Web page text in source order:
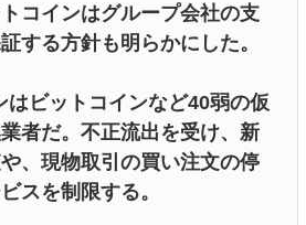
コインはグループ会社の支
する方針も明らかにした。
はビットコインなど40弱の仮
者だ。不正流出を受け、新
、現物取引の買い注文の停
スを制限する。